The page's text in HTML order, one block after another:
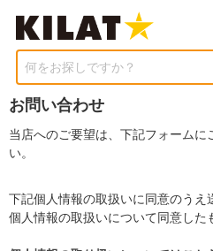
何をお探しですか？
お問い合わせ
当店へのご要望は、下記フォームに
い。
下記個人情報の取扱いに同意のうえ
個人情報の取扱いについて同意した